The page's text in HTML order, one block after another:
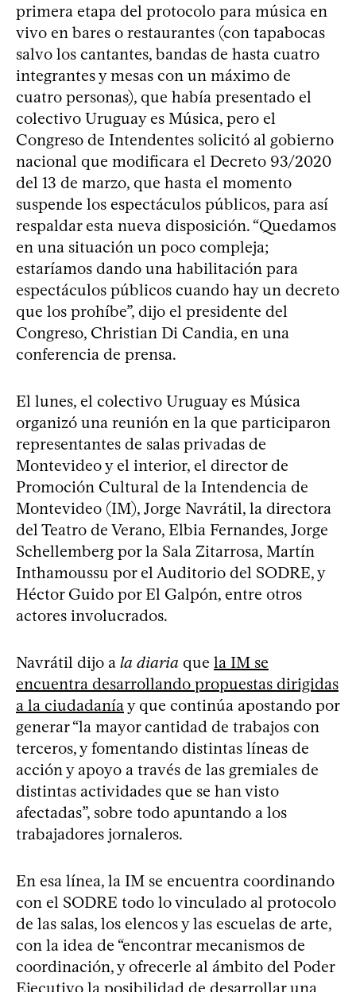
primera etapa del protocolo para música en
vivo en bares o restaurantes (con tapabocas
salvo los cantantes, bandas de hasta cuatro
integrantes y mesas con un máximo de
cuatro personas), que había presentado el
colectivo Uruguay es Música, pero el
Congreso de Intendentes solicitó al gobierno
nacional que modificara el Decreto 93/2020
del 13 de marzo, que hasta el momento
suspende los espectáculos públicos, para así
respaldar esta nueva disposición. “Quedamos
en una situación un poco compleja;
estaríamos dando una habilitación para
espectáculos públicos cuando hay un decreto
que los prohíbe”, dijo el presidente del
Congreso, Christian Di Candia, en una
conferencia de prensa.
El lunes, el colectivo Uruguay es Música
organizó una reunión en la que participaron
representantes de salas privadas de
Montevideo y el interior, el director de
Promoción Cultural de la Intendencia de
Montevideo (IM), Jorge Navrátil, la directora
del Teatro de Verano, Elbia Fernandes, Jorge
Schellemberg por la Sala Zitarrosa, Martín
Inthamoussu por el Auditorio del SODRE, y
Héctor Guido por El Galpón, entre otros
actores involucrados.
Navrátil dijo a la diaria que la IM se
encuentra desarrollando propuestas dirigidas
a la ciudadaníay que continúa apostando por
generar “la mayor cantidad de trabajos con
terceros, y fomentando distintas líneas de
acción y apoyo a través de las gremiales de
distintas actividades que se han visto
afectadas”, sobre todo apuntando a los
trabajadores jornaleros.
En esa línea, la IM se encuentra coordinando
con el SODRE todo lo vinculado al protocolo
de las salas, los elencos y las escuelas de arte,
con la idea de “encontrar mecanismos de
coordinación, y ofrecerle al ámbito del Poder
Ejecutivo la posibilidad de desarrollar una